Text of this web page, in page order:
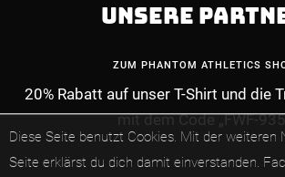
Diese Seite benutzt Cookies. Mit der weiteren
Seite erklärst du dich damit einverstanden.
MEHR INFOS ZUM PREMIUM-
UNSERE
ZUM PHANTOM ATHLETICS
20% Rabatt auf unser T-Shirt und die
mit dem Code „FWF-